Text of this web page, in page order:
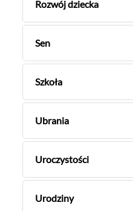
Rozwój dziecka
Sen
Szkoła
Ubrania
Uroczystości
Urodziny